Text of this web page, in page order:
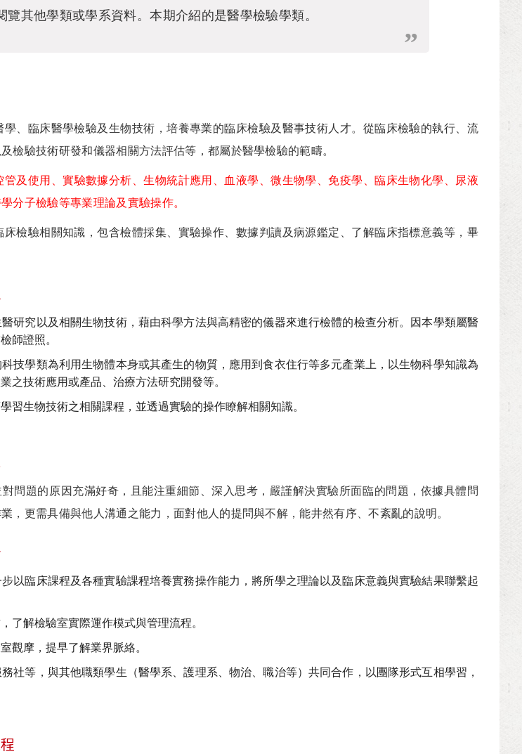
覽其他學類或學系資料。本期介紹的是醫學檢驗學類。
臨床醫學檢驗及生物技術，培養專業的臨床檢驗及醫事技術人才。從臨床檢驗的執行、流
檢驗技術研發和儀器相關方法評估等，都屬於醫學檢驗的範疇。
及使用、實驗數據分析、生物統計應用、血液學、微生物學、免疫學、臨床生物化學、尿液
分子檢驗等專業理論及實驗操作。
驗相關知識，包含檢體採集、實驗操作、數據判讀及病源鑑定、了解臨床指標意義等，畢
研究以及相關生物技術，藉由科學方法與高精密的儀器來進行檢體的檢查分析。因本學類屬醫
師證照。
技學類為利用生物體本身或其產生的物質，應用到食衣住行等多元產業上，以生物科學知識為
之技術應用或產品、治療方法研究開發等。
習生物技術之相關課程，並透過實驗的操作瞭解相關知識。
題的原因充滿好奇，且能注重細節、深入思考，嚴謹解決實驗所面臨的問題，依據具體問
，更需具備與他人溝通之能力，面對他人的提問與不解，能井然有序、不紊亂的說明。
以臨床課程及各種實驗課程培養實務操作能力，將所學之理論以及臨床意義與實驗結果聯繫起
了解檢驗室實際運作模式與管理流程。
觀摩，提早了解業界脈絡。
社等，與其他職類學生（醫學系、護理系、物治、職治等）共同合作，以團隊形式互相學習，